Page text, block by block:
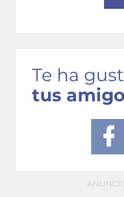
Te ha
tus